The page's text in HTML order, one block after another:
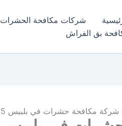
شركات مكافحة الحشرات
بق الفراش​
شركة مكافحة حشرات في بلبيس 01029290555 خصم 63% – الشركة الالمانية